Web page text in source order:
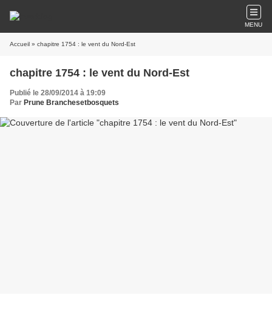
MENU
Accueil » chapitre 1754 : le vent du Nord-Est
chapitre 1754 : le vent du Nord-Est
Publié le 28/09/2014 à 19:09
Par Prune Branchesetbosquets